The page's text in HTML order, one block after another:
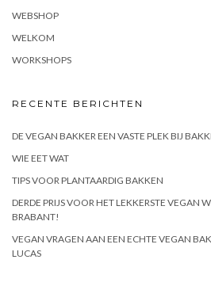
WEBSHOP
WELKOM
WORKSHOPS
RECENTE BERICHTEN
DE VEGAN BAKKER EEN VASTE PLEK BIJ
WIE EET WAT
TIPS VOOR PLANTAARDIG BAKKEN
DERDE PRIJS VOOR HET LEKKERSTE VEGAN
BRABANT!
VEGAN VRAGEN AAN EEN ECHTE VEGAN
LUCAS